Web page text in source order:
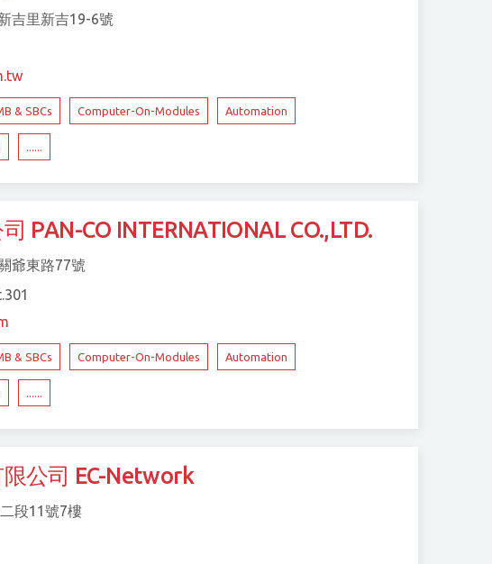
吉里新吉19-6號
& SBCs Computer-On-Modules Automation
......
PAN-CO INTERNATIONAL CO.,LTD.
爺東路77號
& SBCs Computer-On-Modules Automation
......
公司 EC-Network
段11號7樓